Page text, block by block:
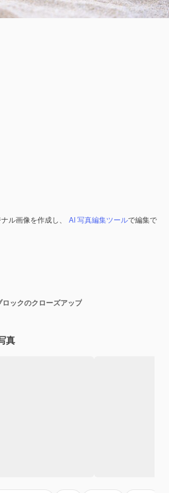
ル画像を作成し、 AI 写真編集ツールで編集で
ックのクローズアップ
真